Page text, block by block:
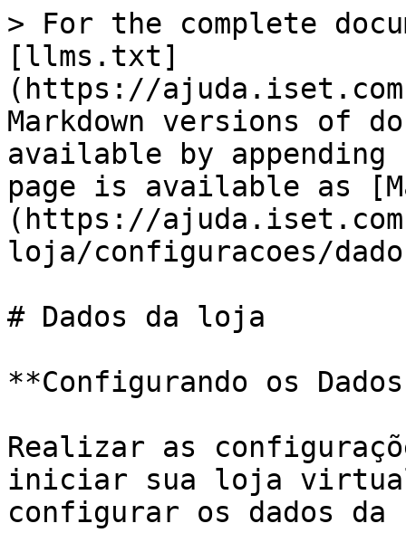
> For the complete
[llms.txt]
(https://
Markdown versions of
available by
page is available as
(https://
loja/configuracoes/
# Dados da loja
**Configurando os
Realizar as
iniciar sua loja
configurar os dados